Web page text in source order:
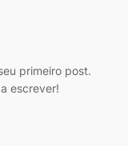
primeiro post.
escrever!